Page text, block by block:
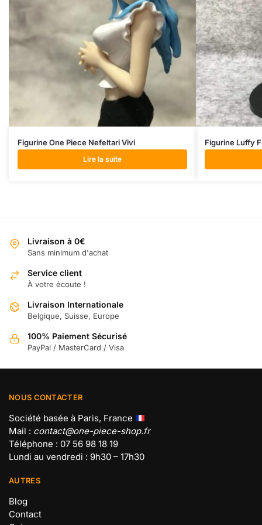
Figurine One Piece Nefeltari Vivi
Lire la suite
Figurine Luffy
Livraison à 0€
Sans minimum d'achat
Service client
À votre écoute !
Livraison Internationale
Belgique, Suisse, Europe
100% Paiement Sécurisé
PayPal / MasterCard / Visa
NOUS CONTACTER
Société basée à Paris, France
Mail : contact@one-piece-shop.fr
Téléphone : 07 56 98 18 19
Lundi au vendredi : 9h30 – 17h30
AUTRES
Blog
Contact